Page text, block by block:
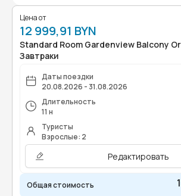
Цена от
12 999,91 BYN
Standard Room Gardenview Balcony
Завтраки
Даты поездки
20.08.2026 - 31.08.2026
Длительность
11 н
Туристы
Взрослые: 2
Редактировать
Общая стоимость